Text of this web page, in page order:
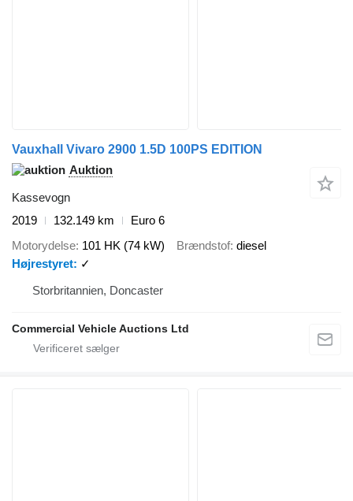
Vauxhall Vivaro 2900 1.5D 100PS EDITION
Auktion
Kassevogn
2019
132.149 km
Euro 6
Motorydelse 101 HK (74 kW) Brændstof diesel
Højrestyret
✓
Storbritannien, Doncaster
Commercial Vehicle Auctions Ltd